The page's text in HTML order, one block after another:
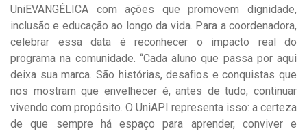
UniEVANGÉLICA com ações que promovem dignidade,
inclusão e educação ao longo da vida. Para a coordenadora,
celebrar essa data é reconhecer o impacto real do
programa na comunidade. “Cada aluno que passa por aqui
deixa sua marca. São histórias, desafios e conquistas que
nos mostram que envelhecer é, antes de tudo, continuar
vivendo com propósito. O UniAPI representa isso: a certeza
de que sempre há espaço para aprender, conviver e